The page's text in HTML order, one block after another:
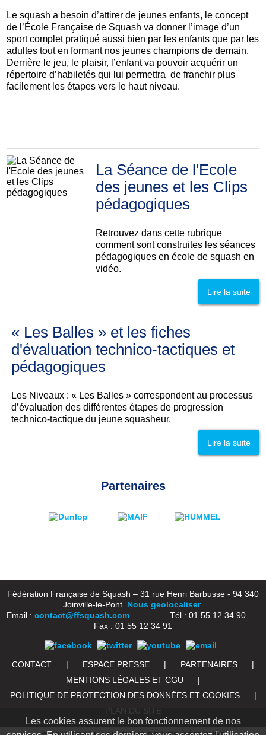
Le squash a besoin d’attirer de jeunes enfants, le concept
de l’École Française de Squash va donner l’image d’un
sport complet pratiqué aussi bien par les enfants que par les
adultes tout en formant nos jeunes champions de demain.
Derrière le jeu, le plaisir, l’enfant va pouvoir acquérir un
répertoire d’habiletés qui lui permettra de franchir plus
facilement les étapes vers le haut niveau.
La Séance de l'Ecole
des jeunes et les Clips
pédagogiques
Retrouvez dans cette rubrique
comment sont construites les séances
pédagogiques en école de squash en
vidéo.
Lire la suite
« Les Balles » et les fiches
d'évaluation technico-tactiques et
pédagogiques
Les Niveaux : « Les Balles » correspondent au processus
d’évaluation des différentes étapes de progression
technico-tactique du jeune squasheur.
Lire la suite
Partenaires
Fédération Française de Squash – 31 rue Henri Barbusse - 94 340
Joinville-le-Pont Nous geolocaliser
Email : contact@ffsquash.comTél.: 01 55 12 34 90
Fax : 01 55 12 34 91
CONTACT | ESPACE PRESSE | PARTENAIRES
|
MENTIONS LÉGALES ET CGU
|
POLITIQUE DE PROTECTION DES DONNÉES ET COOKIES
|
PLAN DU SITE
Les cookies assurent le bon fonctionnement de nos